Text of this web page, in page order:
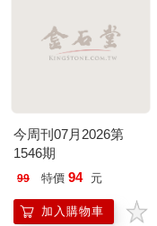
今周刊07月2026第
1546期
99 特價 94 元
加入購物車